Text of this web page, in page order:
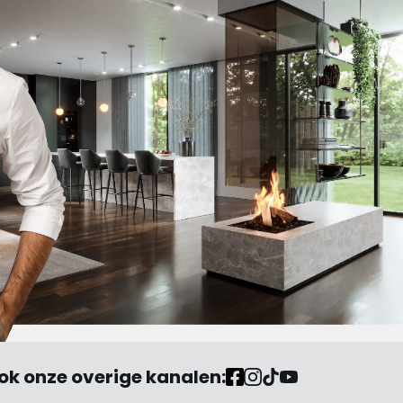
benieuwd naar het antwoord
waarin de schuld bij anderen
of mijzelf wordt neergelegd. "
onze overige kanalen: